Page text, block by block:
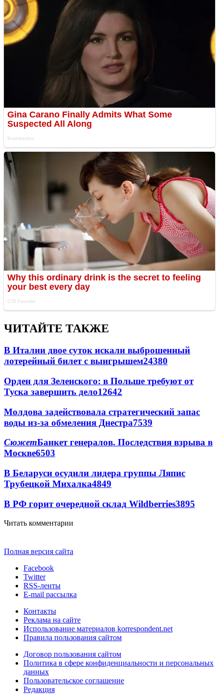
ЧИТАЙТЕ ТАКЖЕ
В Италии двое суток искали выброшенный
лотерейный билет с выигрышем24380
Орден для Зеленского: в Польше требуют от
Туска завершить дело12642
Молдова задействовала стратегический запас
воды из-за обмеления Днестра7539
СюжетБанкет генералов. Последствия взрыва в
Москве6503
В Беларуси осудили лидера группы Ляпис
Трубецкой Михалка4849
В РФ горит очередной склад Wildberries3895
Читать комментарии
Полная версия сайта
Facebook
Twitter
RSS-ленты
E-mail рассылка
Контакты
Реклама на сайте
Использование материалов korrespondent.net
Правила пользования сайтом
Договор пользования сайтом
Политика в сфере конфиденциальности и персональных
данных
Пользовательское соглашение
Редакция